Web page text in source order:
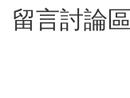
留言討論區